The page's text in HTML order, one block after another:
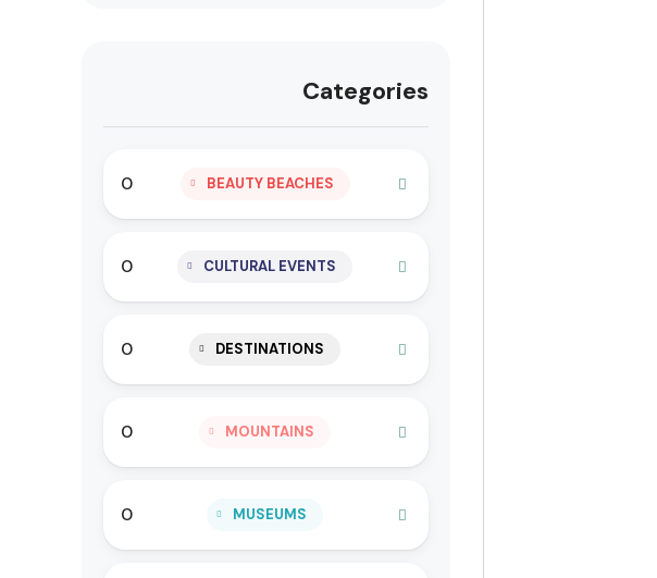
Categories
BEAUTY BEACHES
0
CULTURAL EVENTS
0
DESTINATIONS
0
MOUNTAINS
0
MUSEUMS
0